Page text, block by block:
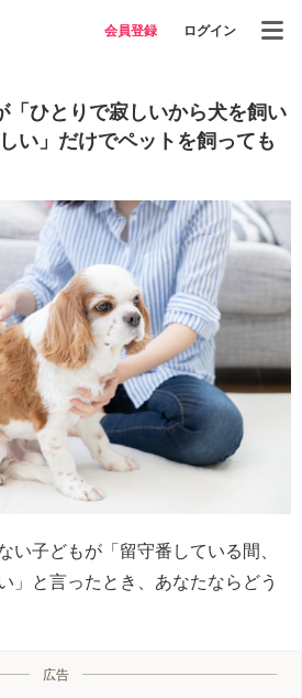
会員登録 ログイン
「ひとりで寂しいから犬を飼い
い」だけでペットを飼っても
い子どもが「留守番している間、
」と言ったとき、あなたならどう
広告